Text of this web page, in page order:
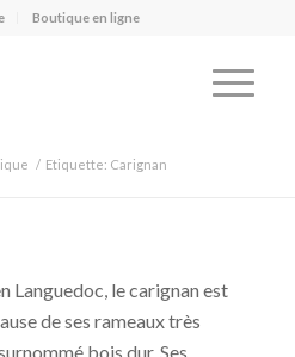
Boutique en ligne
/ Etiquette: Carignan
Languedoc, le carignan est
de ses rameaux très
bois dur. Ses